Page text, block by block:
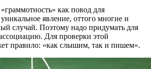
как повод для
явление, оттого многие и
случай. Поэтому надо придумать для
Для проверки этой
правило: «как слышим, так и пишем».